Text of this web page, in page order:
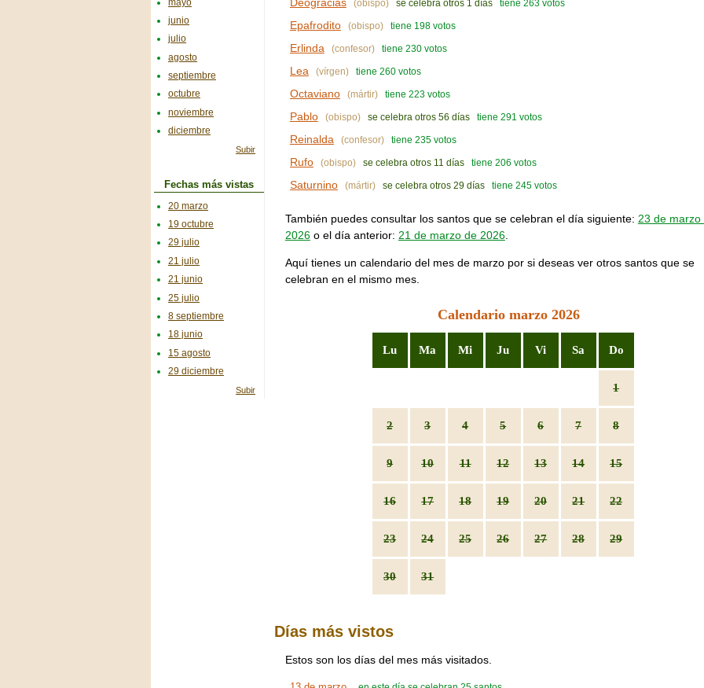
(obispo) se celebra otros 1 días tiene 263 votos
Epafrodito (obispo) tiene 198 votos
Erlinda (confesor) tiene 230 votos
Lea (vírgen) tiene 260 votos
Octaviano (mártir) tiene 223 votos
Pablo (obispo) se celebra otros 56 días tiene 291 votos
Reinalda (confesor) tiene 235 votos
Rufo (obispo) se celebra otros 11 días tiene 206 votos
Saturnino (mártir) se celebra otros 29 días tiene 245 votos
También puedes consultar los santos que se celebran el día siguiente: 23 de marzo
2026o el día anterior: 21 de marzo de 2026.
Aquí tienes un calendario del mes de marzo por si deseas ver otros santos que se
celebran en el mismo mes.
Calendario marzo 2026
Lu Ma Mi Ju Vi Sa Do
1
2 3 4 5 6 7 8
9 10 11 12 13 14 15
16 17 18 19 20 21 22
23 24 25 26 27 28 29
30 31
Días más vistos
Estos son los días del mes más visitados.
junio
julio
agosto
septiembre
octubre
noviembre
diciembre
Subir
Fechas más vistas
20 marzo
19 octubre
29 julio
21 julio
21 junio
25 julio
8 septiembre
18 junio
15 agosto
29 diciembre
Subir